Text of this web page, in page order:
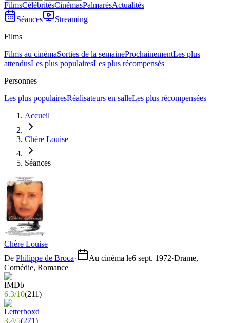
FilmsCélébritésCinémasPalmarèsActualités
Séances
Streaming
Films
Films au cinémaSorties de la semaineProchainementLes plus
attendusLes plus populairesLes plus récompensés
Personnes
Les plus populairesRéalisateurs en salleLes plus récompensées
Accueil
Chère Louise
Séances
Chère Louise
De Philippe de Broca· Au cinéma le6 sept. 1972·Drame,
Comédie, Romance
6.3/10(211)
3.4/5(271)